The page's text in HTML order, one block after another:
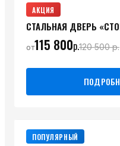
АКЦИЯ
СТАЛЬНАЯ ДВЕРЬ
от115 800р.120 500р.
ПОПУЛЯРНЫЙ